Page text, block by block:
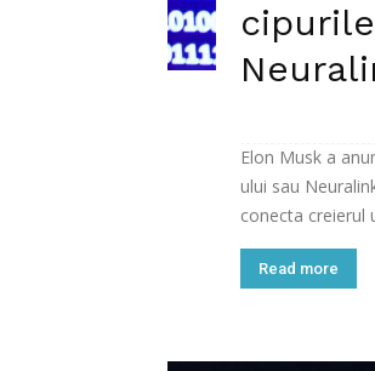
Elon Musk a
ului sau
conecta creierul
Read more